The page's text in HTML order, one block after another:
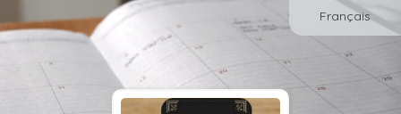
Français